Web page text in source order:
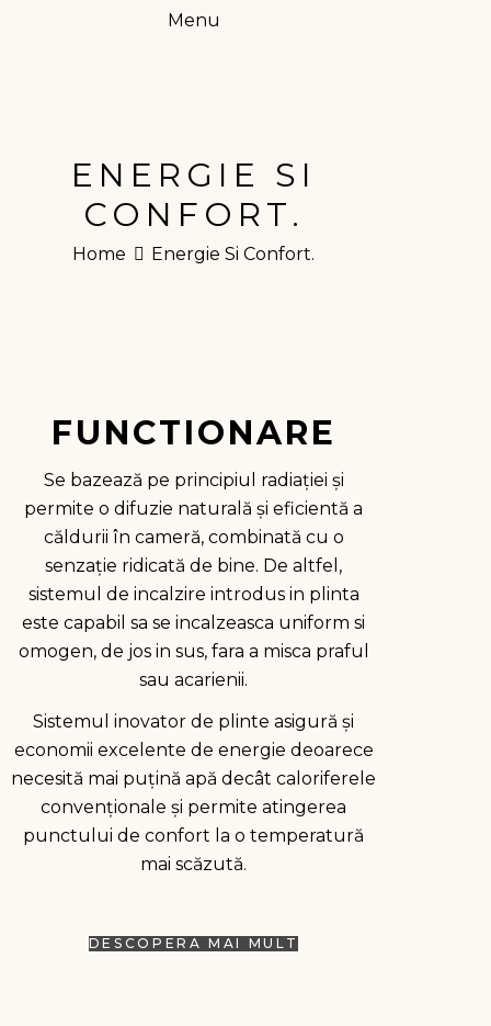
Menu
ENERGIE SI
CONFORT.
Home Energie Si Confort.
FUNCTIONARE
Se bazează pe principiul radiației și
permite o difuzie naturală și eficientă a
căldurii în cameră, combinată cu o
senzație ridicată de bine. De altfel,
sistemul de incalzire introdus in plinta
este capabil sa se incalzeasca uniform si
omogen, de jos in sus, fara a misca praful
sau acarienii.
Sistemul inovator de plinte asigură și
economii excelente de energie deoarece
necesită mai puțină apă decât caloriferele
convenționale și permite atingerea
punctului de confort la o temperatură
mai scăzută.
DESCOPERA MAI MULT